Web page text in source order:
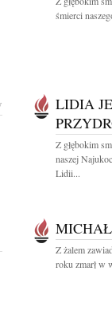
śmierci
LIDIA
Z głębokim
naszej
Lidii...
Z żalem
roku zmarł w